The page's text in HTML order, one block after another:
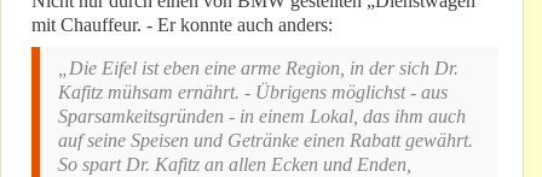
mit Chauffeur. - Er konnte auch anders:
„Die Eifel ist eben eine arme Region, in der sich Dr.
Kafitz mühsam ernährt. - Übrigens möglichst - aus
Sparsamkeitsgründen - in einem Lokal, das ihm auch
auf seine Speisen und Getränke einen Rabatt gewährt.
So spart Dr. Kafitz an allen Ecken und Enden,